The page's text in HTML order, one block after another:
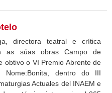
directora teatral e crítica
as súas obras Campo de
obtivo o VI Premio Abrente de
Nome:Bonita, dentro do III
Actuales del INAEM e